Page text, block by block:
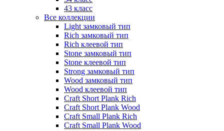
43 класс
Все коллекции
Light замковый тип
Rich замковый тип
Rich клеевой тип
Stone замковый тип
Stone клеевой тип
Strong замковый тип
Wood замковый тип
Wood клеевой тип
Craft Short Plank Rich
Craft Short Plank Wood
Craft Small Plank Rich
Craft Small Plank Wood